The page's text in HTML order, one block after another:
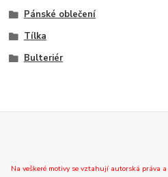
Pánské oblečení
Tílka
Bulteriér
Na veškeré motivy se vztahují autorská práva